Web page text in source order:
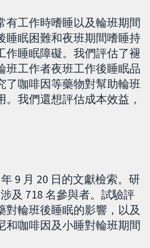
有工作時嗜睡以及輪班期間
睡眠困難和夜班期間嗜睡持
作睡眠障礙。我們評估了褪
班工作者夜班工作後睡眠品
了咖啡因等藥物對幫助輪班
我們還想評估成本效益，
9 月 20 日的文獻檢索。研
及 718 名參與者。試驗評
對輪班後睡眠的影響，以及
和咖啡因及小睡對輪班期間